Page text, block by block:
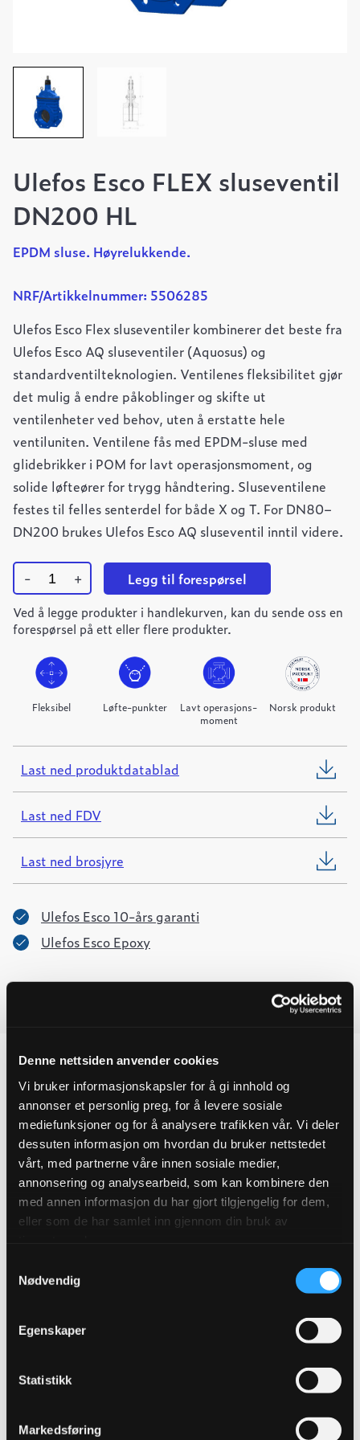
Denne nettsiden anvender cookies
Vi bruker informasjonskapsler for å gi innhold og
annonser et personlig preg, for å levere sosiale
mediefunksjoner og for å analysere trafikken vår. Vi deler
dessuten informasjon om hvordan du bruker nettstedet
vårt, med partnerne våre innen sosiale medier,
annonsering og analysearbeid, som kan kombinere den
med annen informasjon du har gjort tilgjengelig for dem,
eller som de har samlet inn gjennom din bruk av
Nødvendig
Egenskaper
Statistikk
Markedsføring
Ulefos Esco FLEX sluseventil
DN200 HL
EPDM sluse. Høyrelukkende.
NRF/Artikkelnummer: 5506285
Ulefos Esco Flex sluseventiler kombinerer det beste fra
Ulefos Esco AQ sluseventiler (Aquosus) og
standardventilteknologien. Ventilenes fleksibilitet gjør
det mulig å endre påkoblinger og skifte ut
ventilenheter ved behov, uten å erstatte hele
ventiluniten. Ventilene fås med EPDM-sluse med
glidebrikker i POM for lavt operasjonsmoment, og
solide løfteører for trygg håndtering. Sluseventilene
festes til felles senterdel for både X og T. For DN80–
DN200 brukes Ulefos Esco AQ sluseventil inntil videre.
-
Ulefos
Esco
FLEX
sluseventil
DN200
quantity
+ Legg til forespørsel
Ved å legge produkter i handlekurven, kan du sende oss en
forespørsel på ett eller flere produkter.
Fleksibel Løfte-punkter
Lavt operasjons-
moment
Norsk produkt
Last ned produktdatablad
Last ned FDV
Last ned brosjyre
Ulefos Esco 10-års garanti
Ulefos Esco Epoxy
Produktegenskaper
Pakningsinformasjon
Tekniske spesifikasjoner
Bli kjent med Ulefos Esco FLEX
sluseventil
med lang levetid. Ventilserien er ideell når du ønsker en
påkoblinger, eller skifte ut ventilenheter på anlegget.